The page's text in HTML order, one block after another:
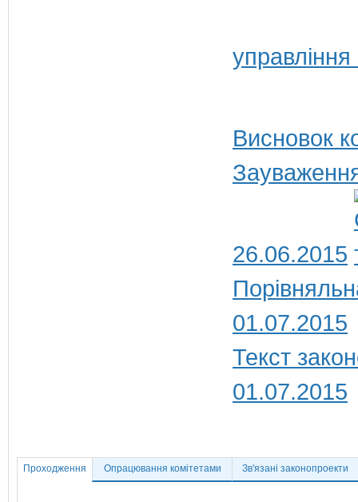
Висновок
26.06.2015
01.07.2015
Текст
01.07.2015
Проходження Опрацювання комітетами Зв'язані законопроекти